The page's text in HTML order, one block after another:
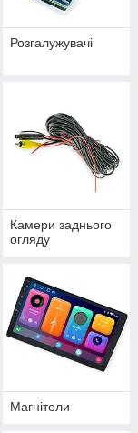
Розгалужувачі
Камери заднього
огляду
Магнітоли